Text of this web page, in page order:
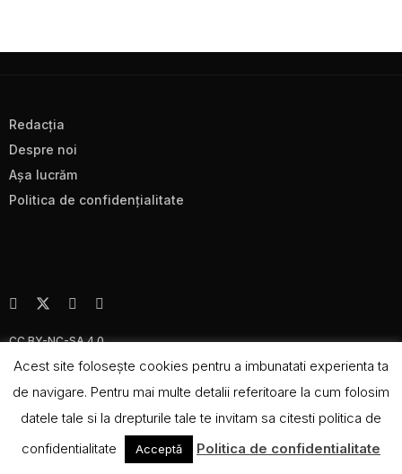
Redacţia
Despre noi
Aşa lucrăm
Politica de confidenţialitate
CC BY-NC-SA 4.0
Acest site foloseşte cookies pentru a imbunatati experienta ta
de navigare. Pentru mai multe detalii referitoare la cum folosim
datele tale si la drepturile tale te invitam sa citesti politica de
confidentialitate
Acceptă Politica de confidentialitate